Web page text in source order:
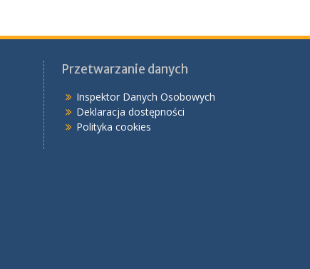
Przetwarzanie danych
Inspektor Danych Osobowych
Deklaracja dostępności
Polityka cookies